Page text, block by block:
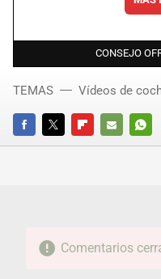
CONSEJO
FACEBOOKTWITTERFLIPBOARD
E-
TEMAS Vídeos de
Comentarios